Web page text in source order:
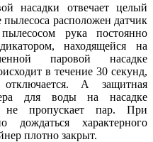
насадки отвечает целый
расположен датчик
рука постоянно
находящейся на
паровой насадке
в течение 30 секунд,
А защитная
для воды на насадке
пропускает пар. При
характерного
плотно закрыт.